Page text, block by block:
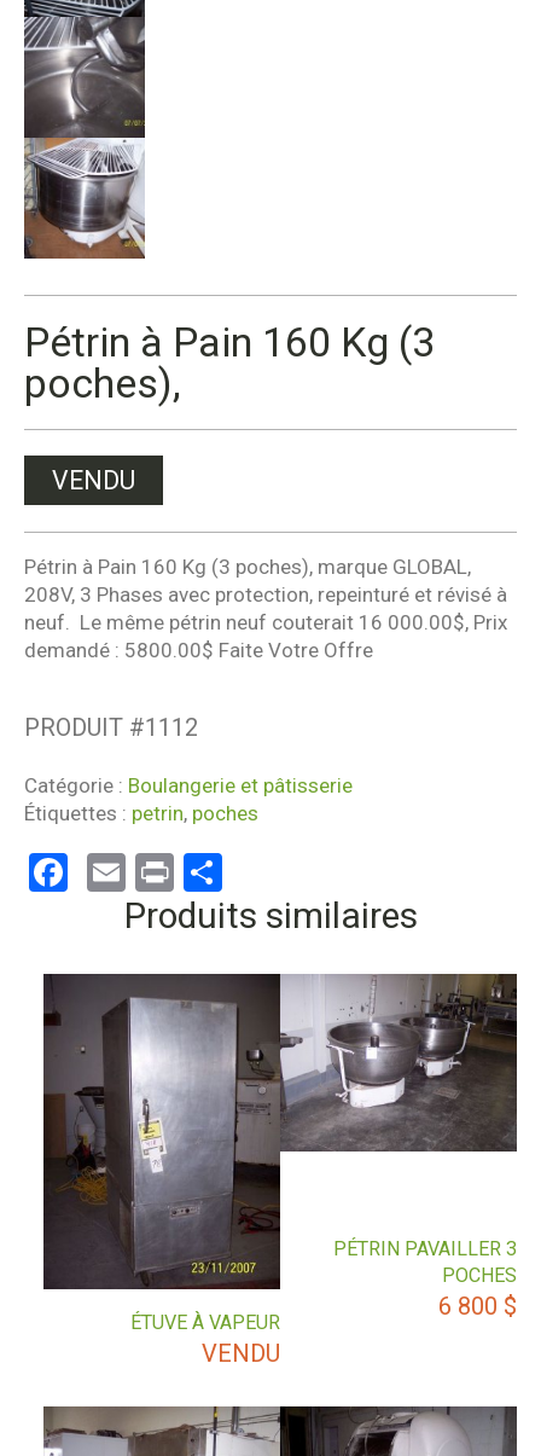
Pétrin à Pain 160 Kg (3
poches),
VENDU
Pétrin à Pain 160 Kg (3 poches), marque GLOBAL,
208V, 3 Phases avec protection, repeinturé et révisé à
neuf. Le même pétrin neuf couterait 16 000.00$, Prix
demandé : 5800.00$ Faite Votre Offre
PRODUIT #1112
Catégorie : Boulangerie et pâtisserie
Étiquettes : petrin, poches
Facebook
Email
Print
Produits similaires
PÉTRIN PAVAILLER 3
POCHES
6 800 $
ÉTUVE À VAPEUR
VENDU